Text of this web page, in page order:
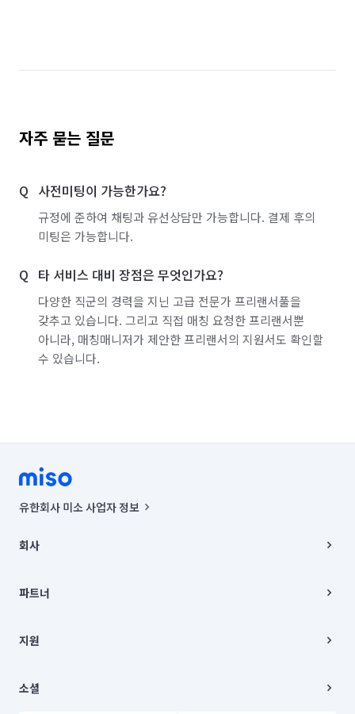
자주 묻는 질문
사전미팅이 가능한가요?
규정에 준하여 채팅과 유선상담만 가능합니다. 결제 후의
미팅은 가능합니다.
타 서비스 대비 장점은 무엇인가요?
다양한 직군의 경력을 지닌 고급 전문가 프리랜서풀을
갖추고 있습니다. 그리고 직접 매칭 요청한 프리랜서뿐
아니라, 매칭매니저가 제안한 프리랜서의 지원서도 확인할
수 있습니다.
유한회사 미소 사업자 정보
00019 |
주소 | 본사: 서울특별시 종로구 율곡로 6(중학동, 트윈트리빌딩) B동 5층
컨택센터 : 서울특별시 종로구 수송동 율곡로 24, 7층, 8층 미소
상품, 상품정보, 거래에 관한 의무와 책임은 거래당사자에게 있습니다.
언론 보도 관련 문의:
© 유한회사 미소. Miso, Inc. All Rights Reserved.
회사
채용
파트너
이사
지원
이용약관
소셜